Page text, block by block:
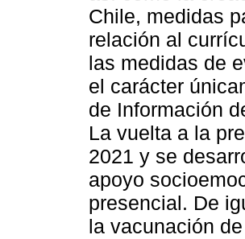
Chile, medidas
relación al
las medidas de
el carácter
de Información
La vuelta a la
2021 y se
apoyo
presencial. De
la vacunación